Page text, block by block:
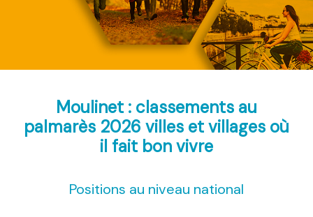
Moulinet : classements au
palmarès 2026 villes et villages où
il fait bon vivre
Positions au niveau national